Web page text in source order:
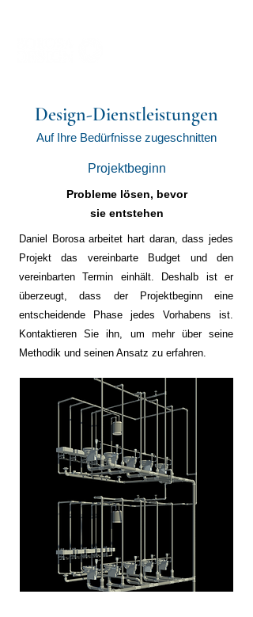
Design-Dienstleistungen
Auf Ihre Bedürfnisse zugeschnitten
Projektbeginn
Probleme lösen, bevor
sie entstehen
Daniel Borosa arbeitet hart daran, dass jedes
Projekt das vereinbarte Budget und den
vereinbarten Termin einhält. Deshalb ist er
überzeugt, dass der Projektbeginn eine
entscheidende Phase jedes Vorhabens ist.
Kontaktieren Sie ihn, um mehr über seine
Methodik und seinen Ansatz zu erfahren.